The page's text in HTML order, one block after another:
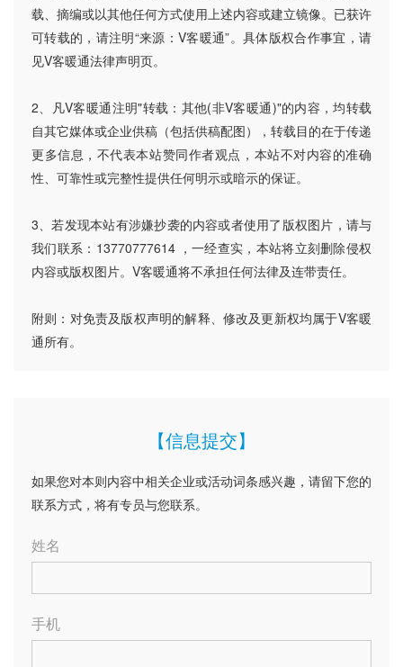
载、摘编或以其他任何方式使用上述内容或建立镜像。已获许
可转载的，请注明“来源：V客暖通”。具体版权合作事宜，请
见V客暖通法律声明页。
2、凡V客暖通注明"转载：其他(非V客暖通)"的内容，均转载
自其它媒体或企业供稿（包括供稿配图），转载目的在于传递
更多信息，不代表本站赞同作者观点，本站不对内容的准确
性、可靠性或完整性提供任何明示或暗示的保证。
3、若发现本站有涉嫌抄袭的内容或者使用了版权图片，请与
我们联系：13770777614 ，一经查实，本站将立刻删除侵权
内容或版权图片。V客暖通将不承担任何法律及连带责任。
附则：对免责及版权声明的解释、修改及更新权均属于V客暖
通所有。